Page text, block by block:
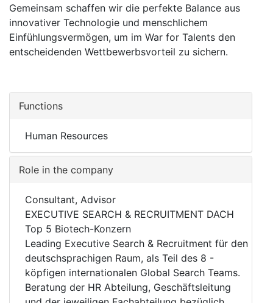
Gemeinsam schaffen wir die perfekte Balance aus
innovativer Technologie und menschlichem
Einfühlungsvermögen, um im War for Talents den
entscheidenden Wettbewerbsvorteil zu sichern.
Functions
Human Resources
Role in the company
Consultant, Advisor
EXECUTIVE SEARCH & RECRUITMENT DACH
Top 5 Biotech-Konzern
Leading Executive Search & Recruitment für den
deutschsprachigen Raum, als Teil des 8 -
köpfigen internationalen Global Search Teams.
Beratung der HR Abteilung, Geschäftsleitung